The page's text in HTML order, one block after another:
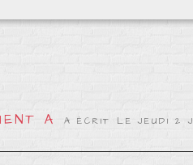
A A ÉCRIT LE JEUDI 2